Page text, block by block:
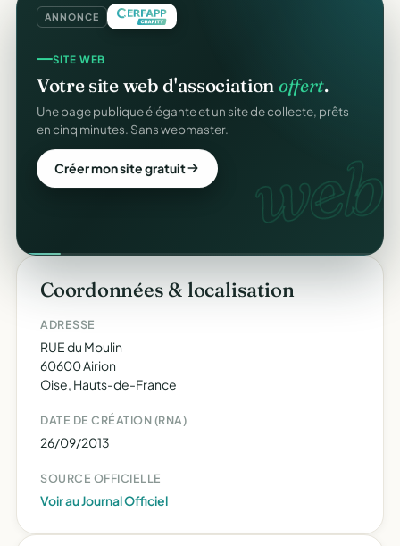
ANNONCE
web.
SITE WEB
Votre site web d'association offert.
Une page publique élégante et un site de collecte, prêts
en cinq minutes. Sans webmaster.
Créer mon site gratuit
Coordonnées & localisation
ADRESSE
RUE du Moulin
60600 Airion
Oise, Hauts-de-France
DATE DE CRÉATION (RNA)
26/09/2013
SOURCE OFFICIELLE
Voir au Journal Officiel